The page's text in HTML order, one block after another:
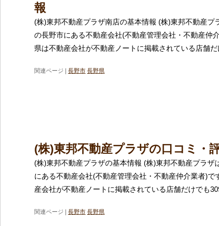
報
(株)東邦不動産プラザ南店の基本情報 (株)東邦不動産プ
の長野市にある不動産会社(不動産管理会社・不動産仲
県は不動産会社が不動産ノートに掲載されている店舗
関連ページ | 長野市 長野県
(株)東邦不動産プラザの口コミ・
(株)東邦不動産プラザの基本情報 (株)東邦不動産プラザ
にある不動産会社(不動産管理会社・不動産仲介業者)で
産会社が不動産ノートに掲載されている店舗だけでも
関連ページ | 長野市 長野県